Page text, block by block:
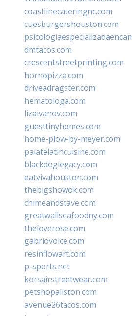
coastlinecateringnc.com
cuesburgershouston.com
dmtacos.com
crescentstreetprinting.com
hornopizza.com
driveadragster.com
hematologa.com
lizaivanov.com
guesttinyhomes.com
home-plow-by-meyer.com
palatelatincuisine.com
blackdoglegacy.com
eatvivahouston.com
thebigshowok.com
chimeandstave.com
greatwallseafoodny.com
theloverose.com
gabriovoice.com
resinflowart.com
p-sports.net
korsairstreetwear.com
petshopallston.com
avenue26tacos.com